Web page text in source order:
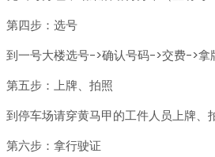
第四步：选号
到一号大楼选号->确认号码->交费->拿
第五步：上牌、拍照
到停车场请穿黄马甲的工件人员上牌、
第六步：拿行驶证